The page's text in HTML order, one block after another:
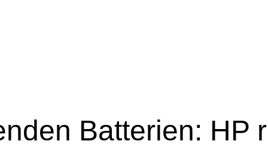
Batterien: HP